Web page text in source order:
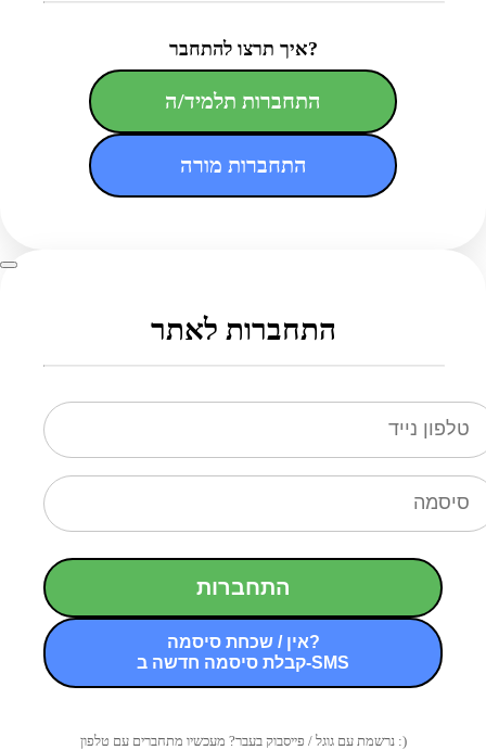
איך תרצו להתחבר?
התחברות תלמיד/ה
התחברות מורה
התחברות לאתר
התחברות
אין / שכחת סיסמה?
קבלת סיסמה חדשה ב-SMS
נרשמת עם גוגל / פייסבוק בעבר? מעכשיו מתחברים עם טלפון :)